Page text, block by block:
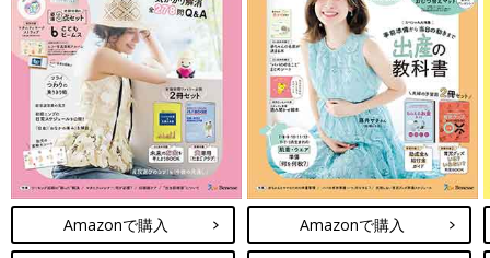
Amazonで購入 Amazonで購入